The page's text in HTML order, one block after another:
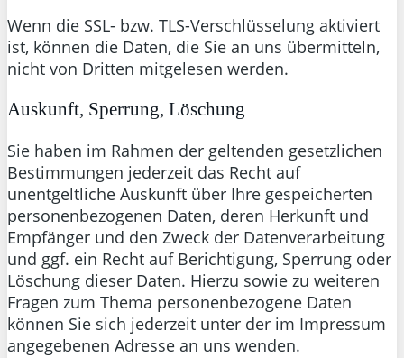
Wenn die SSL- bzw. TLS-Verschlüsselung aktiviert
ist, können die Daten, die Sie an uns übermitteln,
nicht von Dritten mitgelesen werden.
Auskunft, Sperrung, Löschung
Sie haben im Rahmen der geltenden gesetzlichen
Bestimmungen jederzeit das Recht auf
unentgeltliche Auskunft über Ihre gespeicherten
personenbezogenen Daten, deren Herkunft und
Empfänger und den Zweck der Datenverarbeitung
und ggf. ein Recht auf Berichtigung, Sperrung oder
Löschung dieser Daten. Hierzu sowie zu weiteren
Fragen zum Thema personenbezogene Daten
können Sie sich jederzeit unter der im Impressum
angegebenen Adresse an uns wenden.